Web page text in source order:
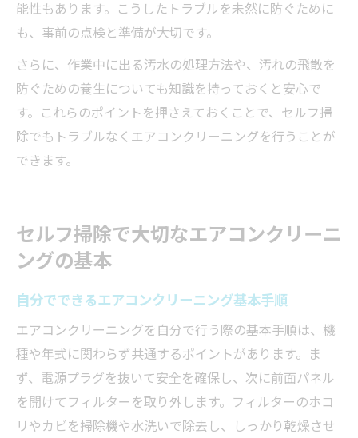
能性もあります。こうしたトラブルを未然に防ぐために
も、事前の点検と準備が大切です。
さらに、作業中に出る汚水の処理方法や、汚れの飛散を
防ぐための養生についても知識を持っておくと安心で
す。これらのポイントを押さえておくことで、セルフ掃
除でもトラブルなくエアコンクリーニングを行うことが
できます。
セルフ掃除で大切なエアコンクリーニ
ングの基本
自分でできるエアコンクリーニング基本手順
エアコンクリーニングを自分で行う際の基本手順は、機
種や年式に関わらず共通するポイントがあります。ま
ず、電源プラグを抜いて安全を確保し、次に前面パネル
を開けてフィルターを取り外します。フィルターのホコ
リやカビを掃除機や水洗いで除去し、しっかり乾燥させ